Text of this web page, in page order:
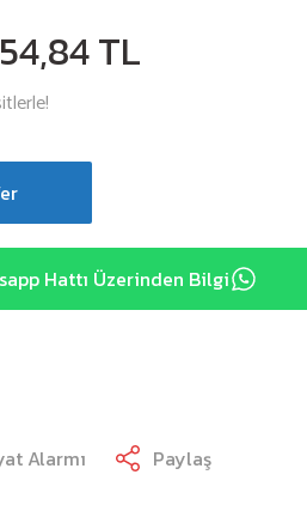
TL
Hattı Üzerinden Bilgi
Alarmı Paylaş